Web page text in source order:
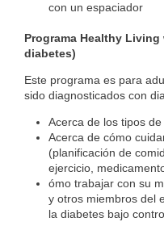
con un espaciador
Programa Healthy
diabetes)
Este programa es para
sido diagnosticados con
Acerca de los tipos
Acerca de cómo
(planificación de
ejercicio,
ómo trabajar con su
y otros miembros del
la diabetes bajo